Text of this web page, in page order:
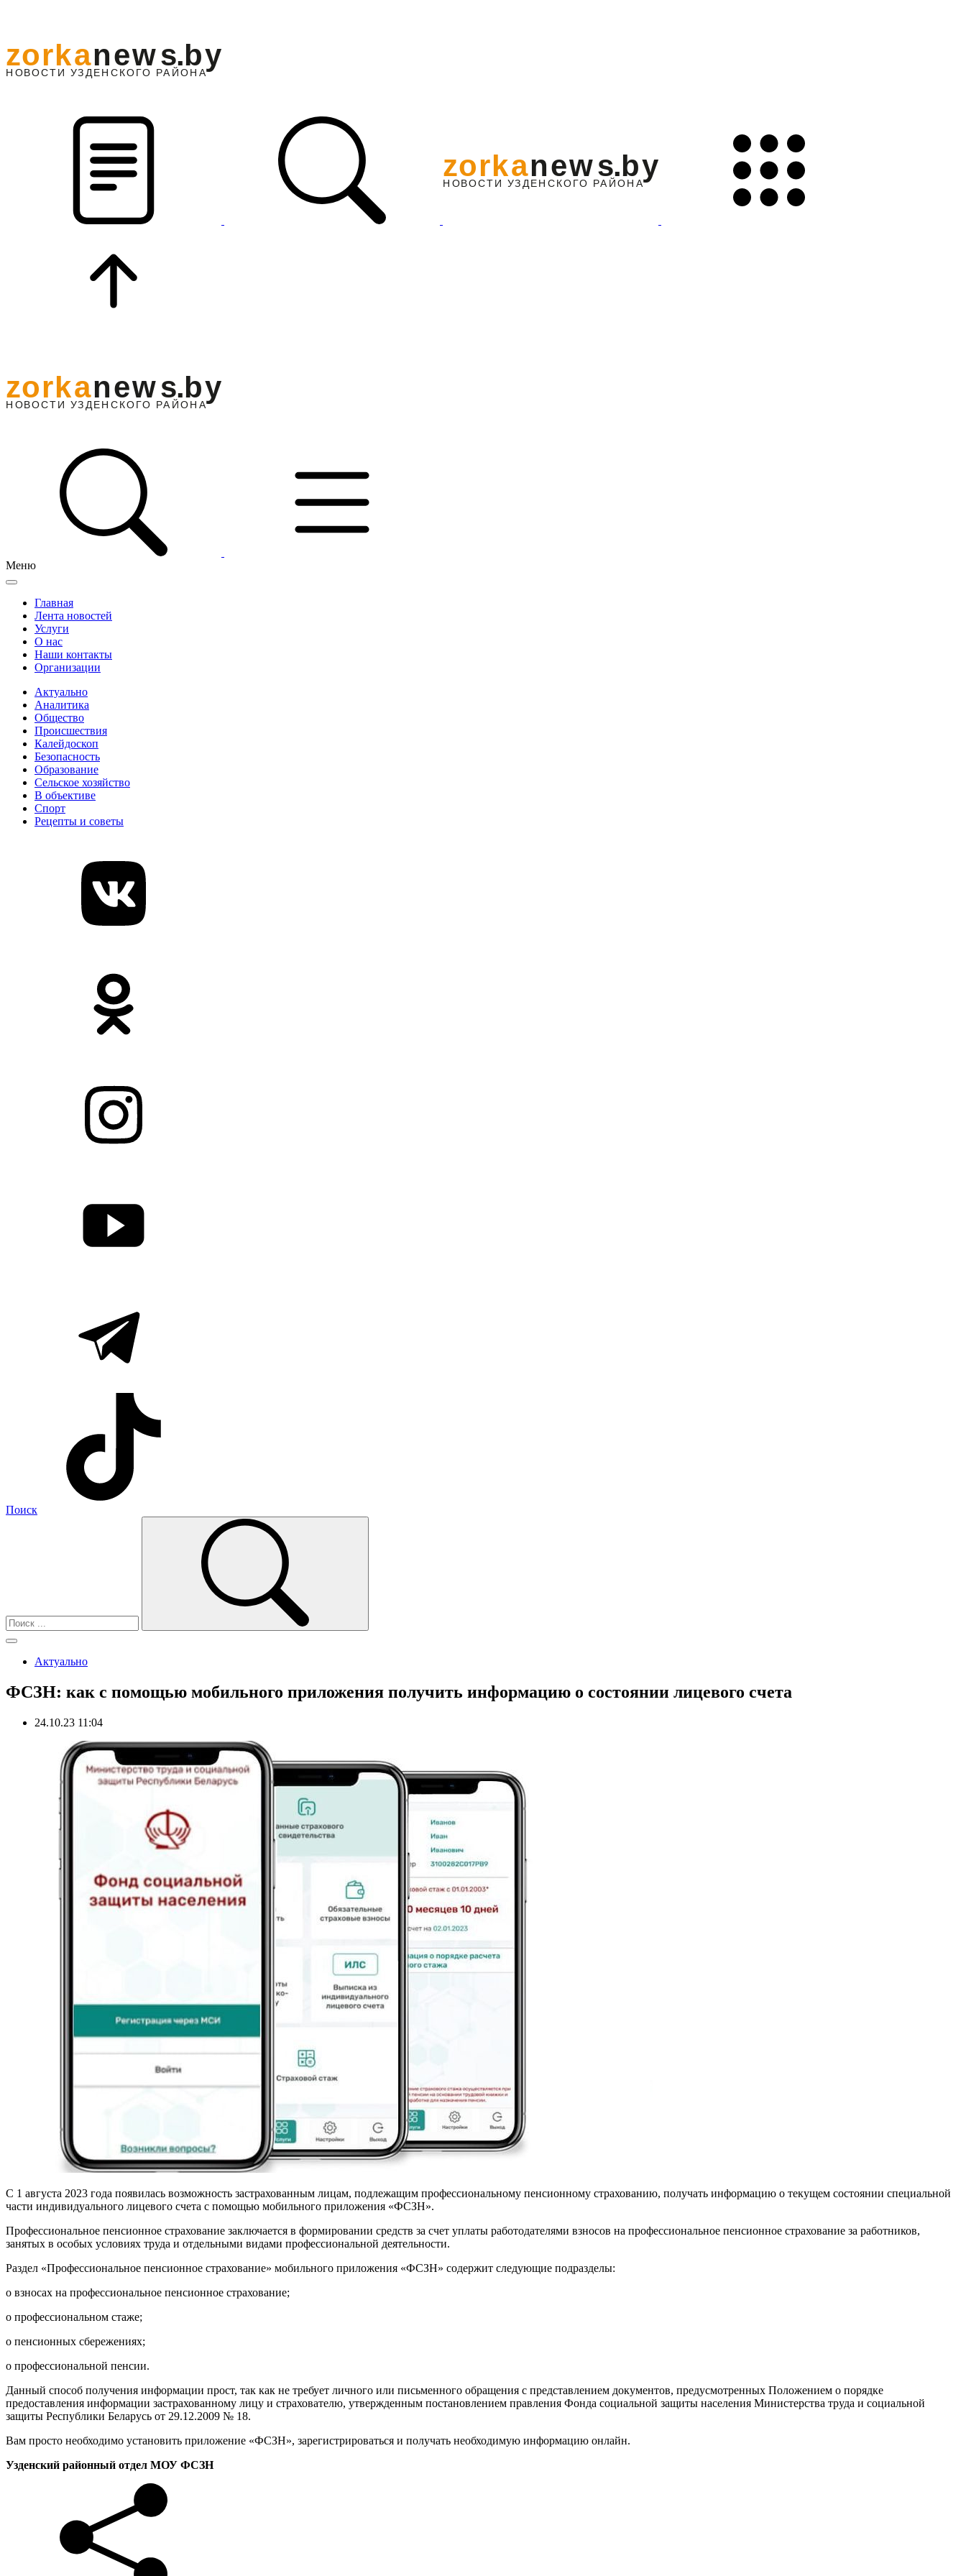
НО ВОСТИ УЗДЕНС КО ГО РАЙОНА
zorkanews.by
Меню
Главная
Лента новостей
Услуги
О нас
Наши контакты
Организации
Актуально
Аналитика
Общество
Происшествия
Калейдоскоп
Безопасность
Образование
Сельское хозяйство
В объективе
Спорт
Рецепты и советы
Поиск
Актуально
ФСЗН: как с помощью мобильного приложения получить информацию о состоянии лицевого счета
24.10.23 11:04
С 1 августа 2023 года появилась возможность застрахованным лицам, подлежащим профессиональному пенсионному страхованию, получать информацию о текущем состоянии специальной
части индивидуального лицевого счета с помощью мобильного приложения «ФСЗН».
Профессиональное пенсионное страхование заключается в формировании средств за счет уплаты работодателями взносов на профессиональное пенсионное страхование за работников,
занятых в особых условиях труда и отдельными видами профессиональной деятельности.
Раздел «Профессиональное пенсионное страхование» мобильного приложения «ФСЗН» содержит следующие подразделы:
о взносах на профессиональное пенсионное страхование;
о профессиональном стаже;
о пенсионных сбережениях;
о профессиональной пенсии.
Данный способ получения информации прост, так как не требует личного или письменного обращения с представлением документов, предусмотренных Положением о порядке
предоставления информации застрахованному лицу и страхователю, утвержденным постановлением правления Фонда социальной защиты населения Министерства труда и социальной
защиты Республики Беларусь от 29.12.2009 № 18.
Вам просто необходимо установить приложение «ФСЗН», зарегистрироваться и получать необходимую информацию онлайн.
Узденский районный отдел МОУ ФСЗН